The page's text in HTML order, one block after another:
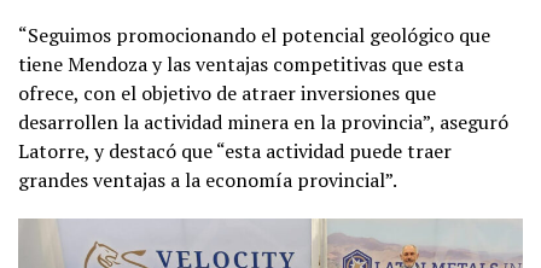
“Seguimos promocionando el potencial geológico que
tiene Mendoza y las ventajas competitivas que esta
ofrece, con el objetivo de atraer inversiones que
desarrollen la actividad minera en la provincia”, aseguró
Latorre, y destacó que “esta actividad puede traer
grandes ventajas a la economía provincial”.